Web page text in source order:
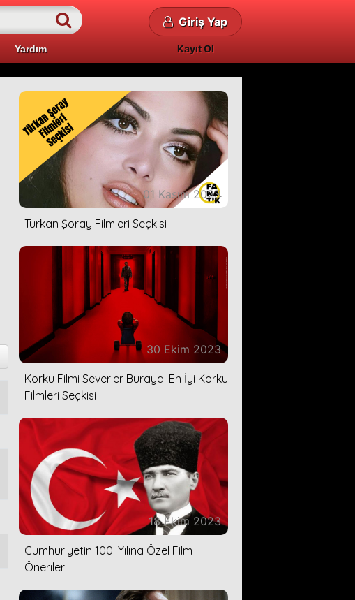
Yardım
Giriş Yap
Kayıt Ol
01 Kasım 2023
Türkan Şoray Filmleri Seçkisi
30 Ekim 2023
Korku Filmi Severler Buraya! En İyi Korku
Filmleri Seçkisi
18 Ekim 2023
Cumhuriyetin 100. Yılına Özel Film
Önerileri